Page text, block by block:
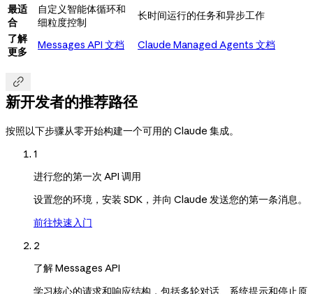
最适
合
自定义智能体循环和
细粒度控制
长时间运行的任务和异步工作
了解
更多
Messages API 文档 Claude Managed Agents 文档

新开发者的推荐路径
按照以下步骤从零开始构建一个可用的 Claude 集成。
1
进行您的第一次 API 调用
设置您的环境，安装 SDK，并向 Claude 发送您的第一条消息。
前往快速入门
2
了解 Messages API
学习核心的请求和响应结构，包括多轮对话、系统提示和停止原